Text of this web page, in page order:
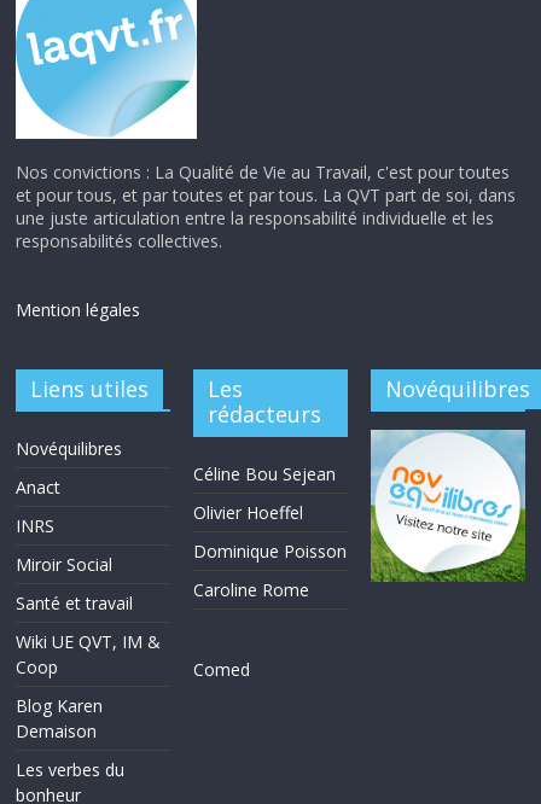
Nos convictions : La Qualité de Vie au Travail, c'est pour toutes
et pour tous, et par toutes et par tous. La QVT part de soi, dans
une juste articulation entre la responsabilité individuelle et les
responsabilités collectives.
Mention légales
Liens utiles
Novéquilibres
Anact
INRS
Miroir Social
Santé et travail
Wiki UE QVT, IM &
Coop
Blog Karen
Demaison
Les verbes du
bonheur
Les
rédacteurs
Céline Bou Sejean
Olivier Hoeffel
Dominique Poisson
Caroline Rome
Comed
Novéquilibres